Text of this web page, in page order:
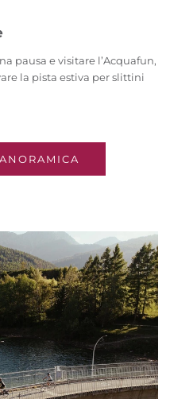
pausa e visitare l’Acquafun,
la pista estiva per slittini